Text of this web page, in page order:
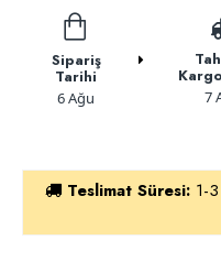
Sipariş
Tarihi
6 Ağu 7
Teslimat Süresi: 1-